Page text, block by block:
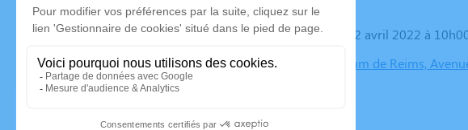
Le mardi 12 avril 2022 à
Crématorium de Reims,